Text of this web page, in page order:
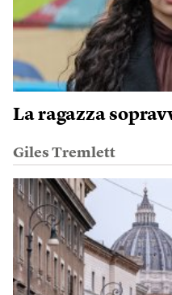
La ragazza
Giles Tremlett